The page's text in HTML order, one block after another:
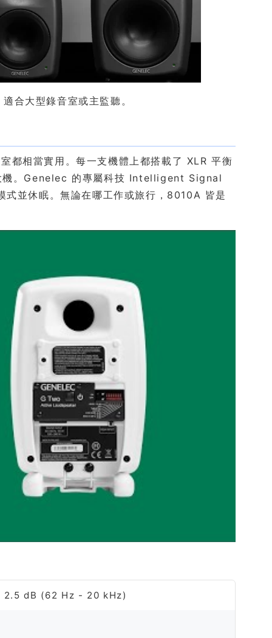
合大型錄音室或主監聽。
都相當實用。每一支機體上都搭載了 XLR 平衡
機。Genelec 的專屬科技 Intelligent Signal
並休眠。無論在哪工作或旅行，8010A 皆是
dB (62 Hz - 20 kHz)